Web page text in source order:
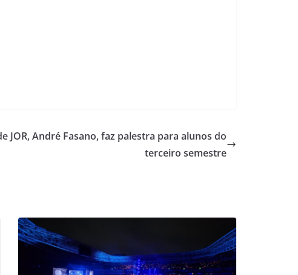
JOR, André Fasano, faz palestra para alunos do
terceiro semestre